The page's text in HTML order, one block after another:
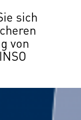
sich
von